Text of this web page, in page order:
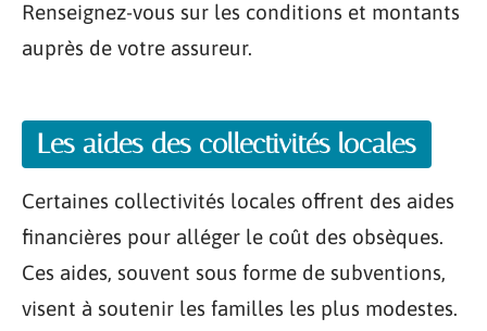
Renseignez-vous sur les conditions et montants
auprès de votre assureur.
Les aides des collectivités locales
Certaines collectivités locales offrent des aides
financières pour alléger le coût des obsèques.
Ces aides, souvent sous forme de subventions,
visent à soutenir les familles les plus modestes.